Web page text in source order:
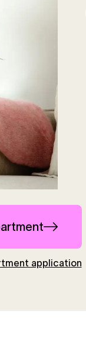
application